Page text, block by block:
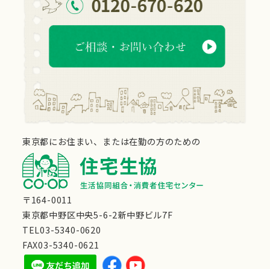
東京都にお住まい、または在勤の方のための
〒164-0011
東京都中野区中央5-6-2新中野ビル7F
TEL03-5340-0620
FAX03-5340-0621